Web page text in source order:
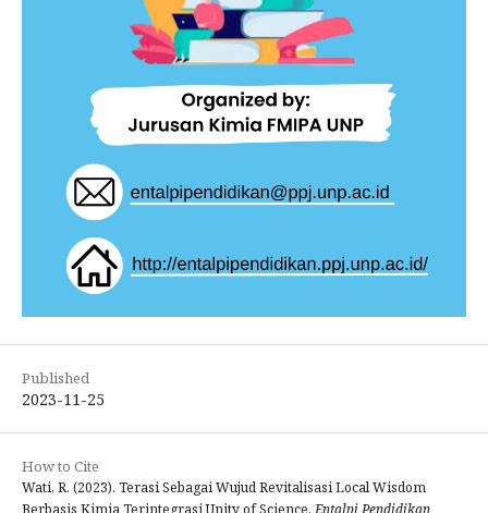
Published
2023-11-25
How to Cite
Wati, R. (2023). Terasi Sebagai Wujud Revitalisasi Local Wisdom
Berbasis Kimia Terintegrasi Unity of Science. Entalpi Pendidikan